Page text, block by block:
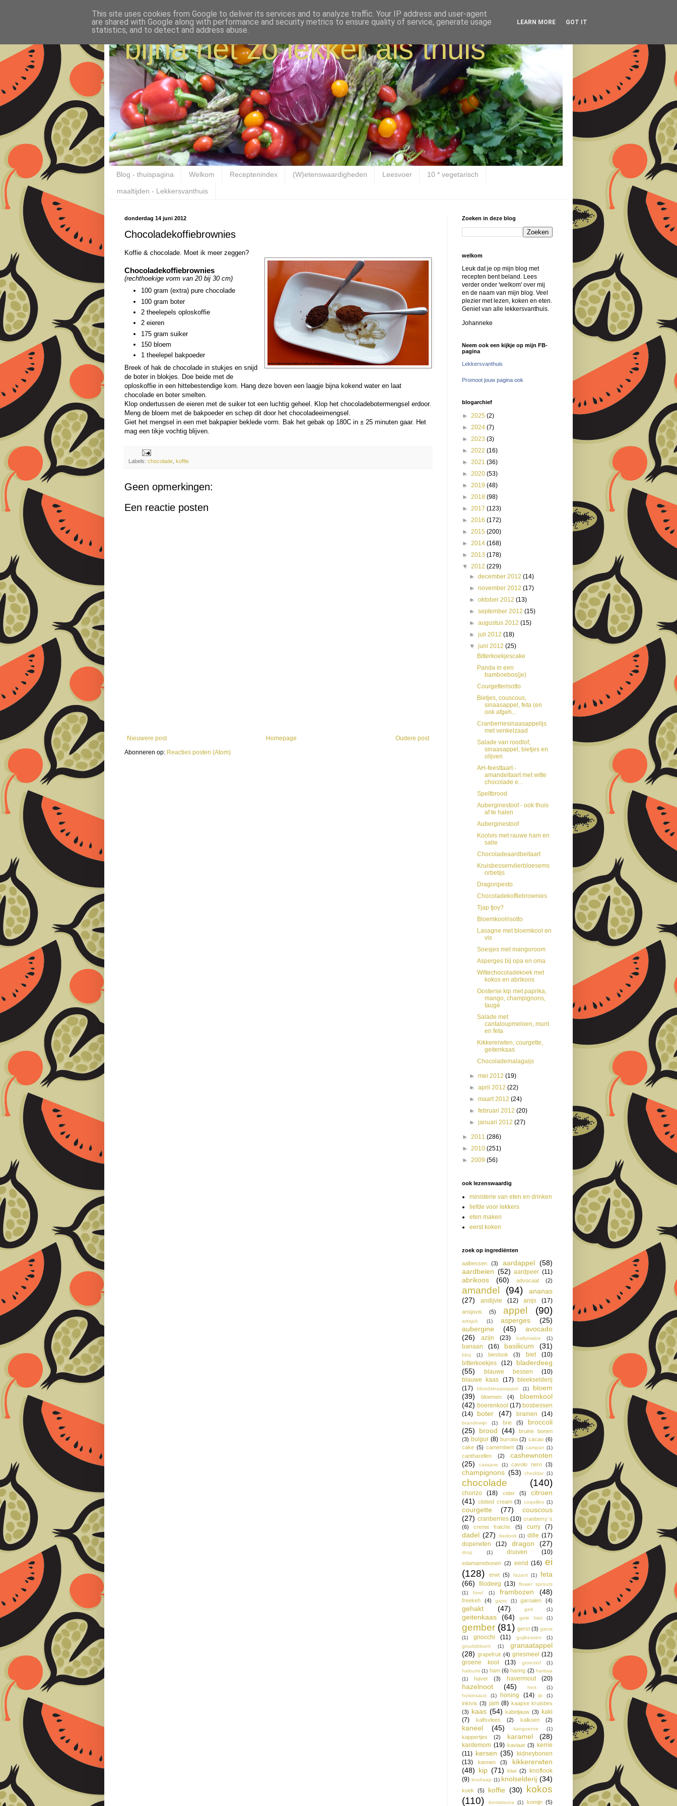
bijna net zo lekker als thuis
Blog - thuispagina Welkom Receptenindex (W)etenswaardigheden Leesvoer 10 * vegetarisch
maaltijden - Lekkersvanthuis
donderdag 14 juni 2012
Chocoladekoffiebrownies
Koffie & chocolade. Moet ik meer zeggen?
Chocoladekoffiebrownies
(rechthoekige vorm van 20 bij 30 cm)
100 gram (extra) pure chocolade
100 gram boter
2 theelepels oploskoffie
2 eieren
175 gram suiker
150 bloem
1 theelepel bakpoeder
Breek of hak de chocolade in stukjes en snijd
de boter in blokjes. Doe beide met de
oploskoffie in een hittebestendige kom. Hang deze boven een laagje bijna kokend water en laat
chocolade en boter smelten.
Klop ondertussen de eieren met de suiker tot een luchtig geheel. Klop het chocoladebotermengsel erdoor.
Meng de bloem met de bakpoeder en schep dit door het chocoladeeimengsel.
Giet het mengsel in een met bakpapier beklede vorm. Bak het gebak op 180C in ± 25 minuten gaar. Het
mag een tikje vochtig blijven.
Labels: chocolade koffie
Geen opmerkingen:
Een reactie posten
Nieuwere post Oudere post
Homepage
Abonneren op: Reacties posten (Atom)
Zoeken in deze blog
welkom
Leuk dat je op mijn blog met
recepten bent beland. Lees
verder onder 'welkom' over mij
en de naam van mijn blog. Veel
plezier met lezen, koken en eten.
Geniet van alle lekkersvanthuis.
Johanneke
Neem ook een kijkje op mijn FB-
pagina
Lekkersvanthuis
Promoot jouw pagina ook
blogarchief
► 2025 (2)
► 2024 (7)
► 2023 (3)
► 2022 (16)
► 2021 (36)
► 2020 (53)
► 2019 (48)
► 2018 (98)
► 2017 (123)
► 2016 (172)
► 2015 (200)
► 2014 (168)
► 2013 (178)
▼ 2012 (229)
►december 2012(14)
►november 2012(17)
►oktober 2012(13)
►september 2012(15)
►augustus 2012(15)
►juli 2012(18)
▼juni 2012(25)
Bitterkoekjescake
Panda in een
bamboebos(je)
Courgetterisotto
Bietjes, couscous,
sinaasappel, feta (en
ook afgeh...
Cranberriesinaasappelijs
met venkelzaad
Salade van roodlof,
sinaasappel, bietjes en
olijven
AH-feesttaart -
amandeltaart met witte
chocolade e...
Speltbrood
Auberginestoof - ook thuis
af te halen
Auberginestoof
Koolvis met rauwe ham en
salie
Chocoladeaardbeitaart
Kruisbessenvlierbloesems
orbetijs
Dragonpesto
Chocoladekoffiebrownies
Tjap tjoy?
Bloemkoolrisotto
Lasagne met bloemkool en
vis
Soesjes met mangoroom
Asperges bij opa en oma
Wittechocoladekoek met
kokos en abrikoos
Oosterse kip met paprika,
mango, champignons,
taugé
Salade met
cantaloupmeloen, munt
en feta
Kikkererwten, courgette,
geitenkaas
Chocolademalagaijs
►mei 2012(19)
►april 2012(22)
►maart 2012(24)
►februari 2012(20)
►januari 2012(27)
► 2011 (286)
► 2010 (251)
► 2009 (56)
ook lezenswaardig
ministerie van eten en drinken
liefde voor lekkers
eten maken
eerst koken
zoek op ingrediënten
aalbessen (3) aardappel (58)
aardbeien (52) aardpeer (11)
abrikoos (60) advocaat (2)
amandel (94)
ananas
(27)
andijvie (12) anijs (17)
ansjovis (5) appel (90)
artisjok (1) asperges
(25)
aubergine
(45)
avocado
(26)
azijn (23) ballymaloe (1)
banaan (16) basilicum (31)
bbq (1) bieslook (3) biet
(10)
bitterkoekjes
(12)
bladerdeeg
(55)
blauwe bessen
(10)
blauwe kaas (17) bleekselderij
(17)
bloedsinaasappel (1)
bloem
(39)
bloemen (4)
bloemkool
(42) boerenkool (17) bosbessen
(14)
boter (47) bramen (14)
brandewijn (1) brie (5)
broccoli
(25)
brood (44)
bruine bonen
(3) bulgur (8) burrata (2) cacao (6)
cake (5) camembert (3) campari (1)
cantharellen (2)
cashewnoten
(25)
cassave (1) cavolo nero (3)
champignons (53) cheddar (1)
chocolade (140)
chorizo (18) cider (5)
citroen
(41) clotted cream (3) coquilles (1)
courgette (77)
couscous
(27) cranberries (10) cranberry´s
(6)
creme fraiche (5) curry (7)
dadel (27) daslook (1) dille (17)
doperwten
(12) dragon (27)
drop (1) druiven (10)
edamamebonen (2) eend (16) ei
(128)
erwt (5) fazant (1)
feta
(66)
filodeeg (13)
flower sprouts
(1)
forel (1) frambozen (48)
freekeh (4) gans (1) garnalen (4)
gehakt (47) geit (1)
geitenkaas (64) gele biet (1)
gember (81) gerst (3) gierst
(1)
gnocchi (11) gojibessen
(1)
goudsbloem
(1)
granaatappel
(28) grapefruit (4) griesmeel (12)
groene kool
(13) groenlof
(1)
haloumi (1) ham (6) haring (2) harissa
(1)
haver (3) havermout (20)
hazelnoot (45) hert
(1)
hoisinsaus
(1) honing (14) ijs (1)
inktvis (3) jam (8) kaapse kruisbes
(3) kaas (54) kabeljauw (3) kaki
(7)
kalfsvlees (2) kalkoen (2)
kaneel (45) kangoeroe (1)
kappertjes (2) karamel (28)
kardemom (19) kaviaar (3) kerrie
(11) kersen (35) kidneybonen
(13)
kiemen (3)
kikkererwten
(48) kip (71) kiwi (2) knoflook
(9) knolraap (1) knolselderij (34)
koek (5) koffie (30)
kokos
(110)
komatsuna (1) komijn (5)
This site uses cookies from Google to deliver its services and to analyze traffic. Your IP address and user-agent
are shared with Google along with performance and security metrics to ensure quality of service, generate usage
statistics, and to detect and address abuse.
LEARN MORE GOT IT